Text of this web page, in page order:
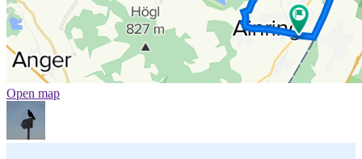
Open map